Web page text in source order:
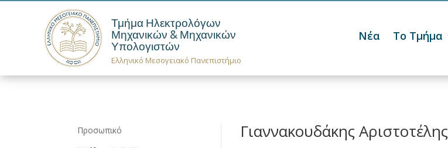
Τμήμα Ηλεκτρολόγων
Μηχανικών & Μηχανικών
Υπολογιστών
Ελληνικό Μεσογειακό Πανεπιστήμιο
Νέα Το Τμήμα
Προσωπικό Γιαννακουδάκης Αριστοτέλης